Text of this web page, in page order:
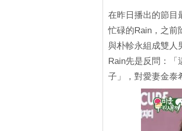
在昨日播出的節目
忙碌的Rain，之前
與朴軫永組成雙人
Rain先是反問：「
子」，對愛妻金泰